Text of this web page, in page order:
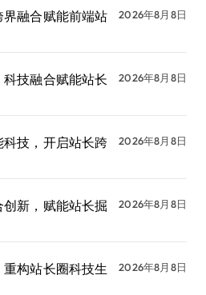
融合赋能前端站
2026年8月8日
技融合赋能站长
2026年8月8日
技，开启站长跨
2026年8月8日
新，赋能站长掘
2026年8月8日
构站长圈科技生
2026年8月8日